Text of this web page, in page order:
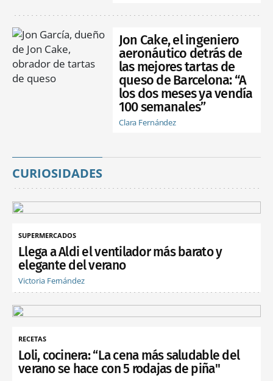
Jon Cake, el ingeniero
aeronáutico detrás de
las mejores tartas de
queso de Barcelona: “A
los dos meses ya vendía
100 semanales”
Clara Fernández
CURIOSIDADES
SUPERMERCADOS
Llega a Aldi el ventilador más barato y
elegante del verano
Victoria Fernández
RECETAS
Loli, cocinera: “La cena más saludable del
verano se hace con 5 rodajas de piña"